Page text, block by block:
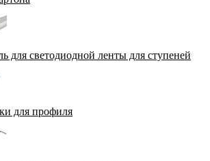
для светодиодной ленты для ступеней
для профиля